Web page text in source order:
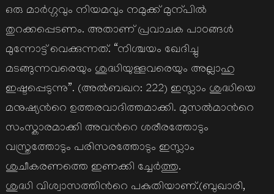
ഒരു മാര്‍ഗ്ഗവും നിയമവും നമുക്ക് മുന്പില്‍
തുറക്കപ്പെടണം. അതാണ് പ്രവാചക പാഠങ്ങള്‍
മുന്നോട്ട് വെക്കുന്നത്. “നിശ്ചയം ഖേദിച്ചു
മടങ്ങുന്നവരെയും ശുദ്ധിയുള്ളവരെയും അല്ലാഹു
ഇഷ്ടപ്പെടുന്നു”. (അല്‍ബഖറ: 222) ഇസ്ലാം ശുദ്ധിയെ
മനുഷ്യന്‍റെ ഉത്തരവാദിത്തമാക്കി. മുസല്‍മാന്‍റെ
സംസ്കാരമാക്കി അവന്‍റെ ശരീരത്തോടും
വസ്ത്രത്തോടും പരിസരത്തോടും ഇസ്ലാം
ശുചീകരണത്തെ ഇണക്കി ച്ചേര്‍ത്തു.
ശുദ്ധി വിശ്വാസത്തിന്‍റെ പകുതിയാണ്.(ബുഖാരി,